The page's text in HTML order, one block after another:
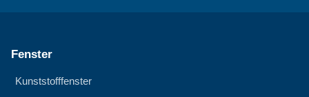
Fenster
Kunststofffenster